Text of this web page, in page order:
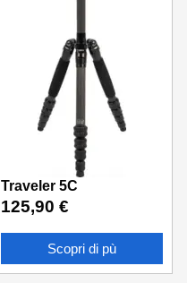
Traveler 5C
125,90 €
Scopri di pù